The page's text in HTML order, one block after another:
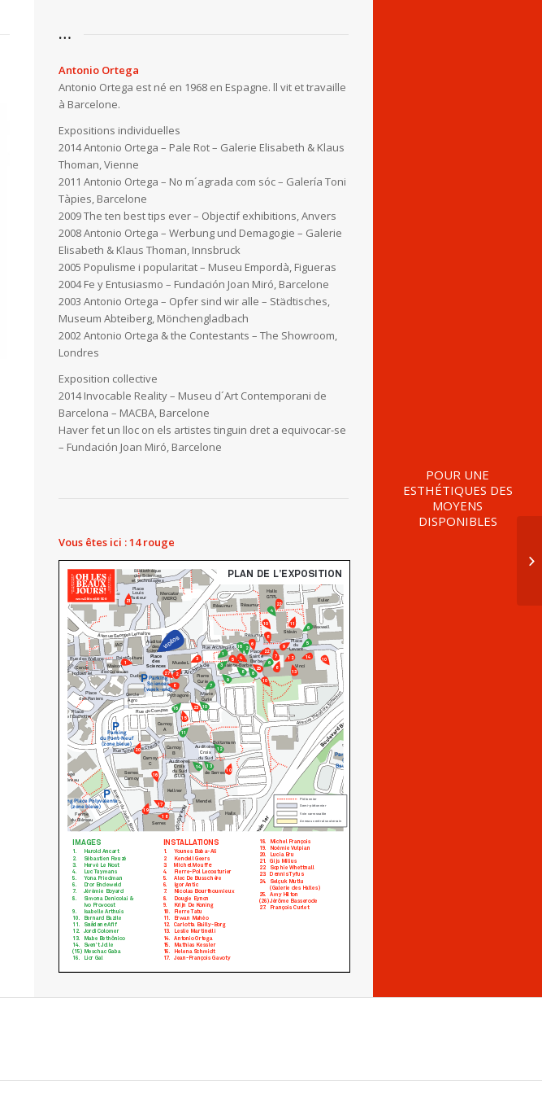
…
Antonio Ortega
Antonio Ortega est né en 1968 en Espagne. ll vit et travaille
à Barcelone.
Expositions individuelles
2014 Antonio Ortega – Pale Rot – Galerie Elisabeth & Klaus
Thoman, Vienne
2011 Antonio Ortega – No m´agrada com sóc – Galería Toni
Tàpies, Barcelone
2009 The ten best tips ever – Objectif exhibitions, Anvers
2008 Antonio Ortega – Werbung und Demagogie – Galerie
Elisabeth & Klaus Thoman, Innsbruck
2005 Populisme i popularitat – Museu Empordà, Figueras
2004 Fe y Entusiasmo – Fundación Joan Miró, Barcelone
2003 Antonio Ortega – Opfer sind wir alle – Städtisches,
Museum Abteiberg, Mönchengladbach
2002 Antonio Ortega & the Contestants – The Showroom,
Londres
Exposition collective
2014 Invocable Reality – Museu d´Art Contemporani de
Barcelona – MACBA, Barcelone
Haver fet un lloc on els artistes tinguin dret a equivocar-se
– Fundación Joan Miró, Barcelone
Vous êtes ici : 14 rouge
POUR UNE
ESTHÉTIQUES DES
MOYENS
DISPONIBLES